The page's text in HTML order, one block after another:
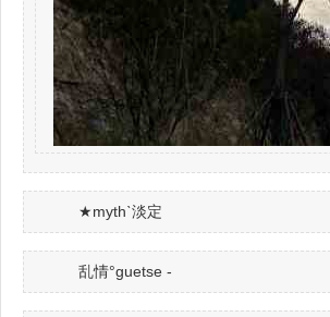
★mythˋ淡定
乱情°guetse -